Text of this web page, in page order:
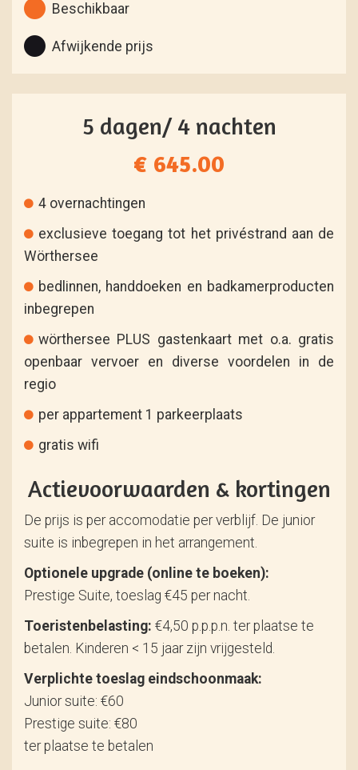
Beschikbaar
Afwijkende prijs
5 dagen/ 4 nachten
€ 645.00
4 overnachtingen
exclusieve toegang tot het privéstrand aan de
Wörthersee
bedlinnen, handdoeken en badkamerproducten
inbegrepen
wörthersee PLUS gastenkaart met o.a. gratis
openbaar vervoer en diverse voordelen in de
regio
per appartement 1 parkeerplaats
gratis wifi
Actievoorwaarden & kortingen
De prijs is per accomodatie per verblijf. De junior
suite is inbegrepen in het arrangement.
Optionele upgrade (online te boeken):
Prestige Suite, toeslag €45 per nacht.
Toeristenbelasting: €4,50 p.p.p.n. ter plaatse te
betalen. Kinderen < 15 jaar zijn vrijgesteld.
Verplichte toeslag eindschoonmaak:
Junior suite: €60
Prestige suite: €80
ter plaatse te betalen